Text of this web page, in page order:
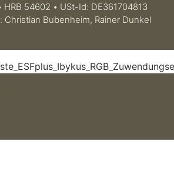
HRB 54602 • USt-Id: DE361704813
Christian Bubenheim, Rainer Dunkel